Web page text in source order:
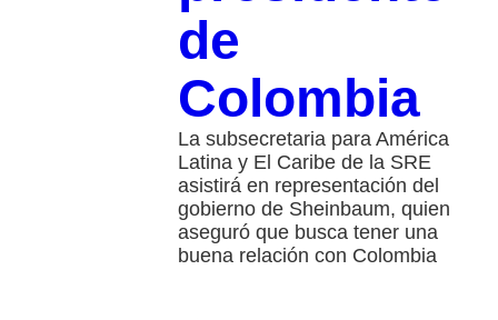
de
Colombia
La subsecretaria para América
Latina y El Caribe de la SRE
asistirá en representación del
gobierno de Sheinbaum, quien
aseguró que busca tener una
buena relación con Colombia